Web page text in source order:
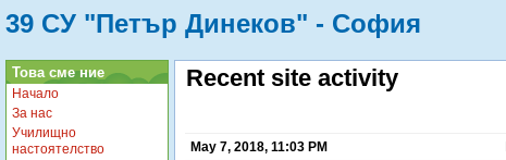
39 СУ "Петър Динеков" - София
Това сме ние
Начало
За нас
Училищно
настоятелство
Recent site activity
May 7, 2018, 11:03 PM